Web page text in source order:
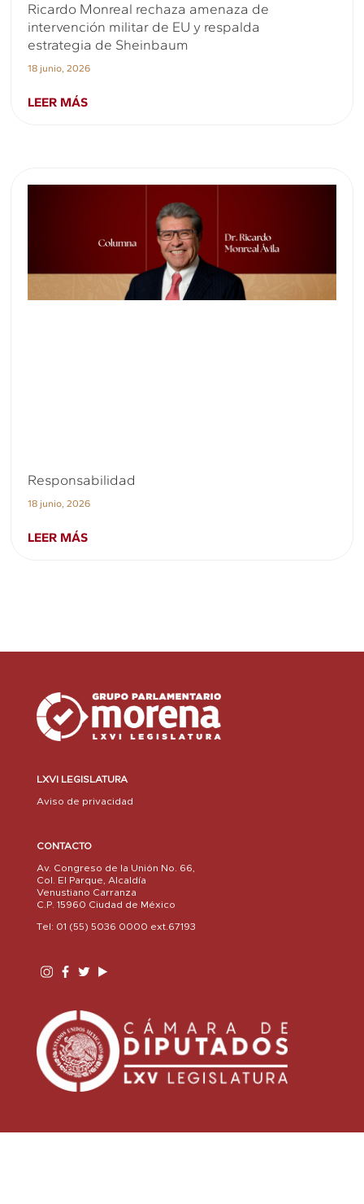
Ricardo Monreal rechaza amenaza de
intervención militar de EU y respalda
estrategia de Sheinbaum
18 junio, 2026
LEER MÁS
Responsabilidad
18 junio, 2026
LEER MÁS
LXVI LEGISLATURA
Aviso de privacidad
CONTACTO
Av. Congreso de la Unión No. 66,
Col. El Parque, Alcaldía
Venustiano Carranza
C.P. 15960 Ciudad de México
Tel: 01 (55) 5036 0000 ext.67193